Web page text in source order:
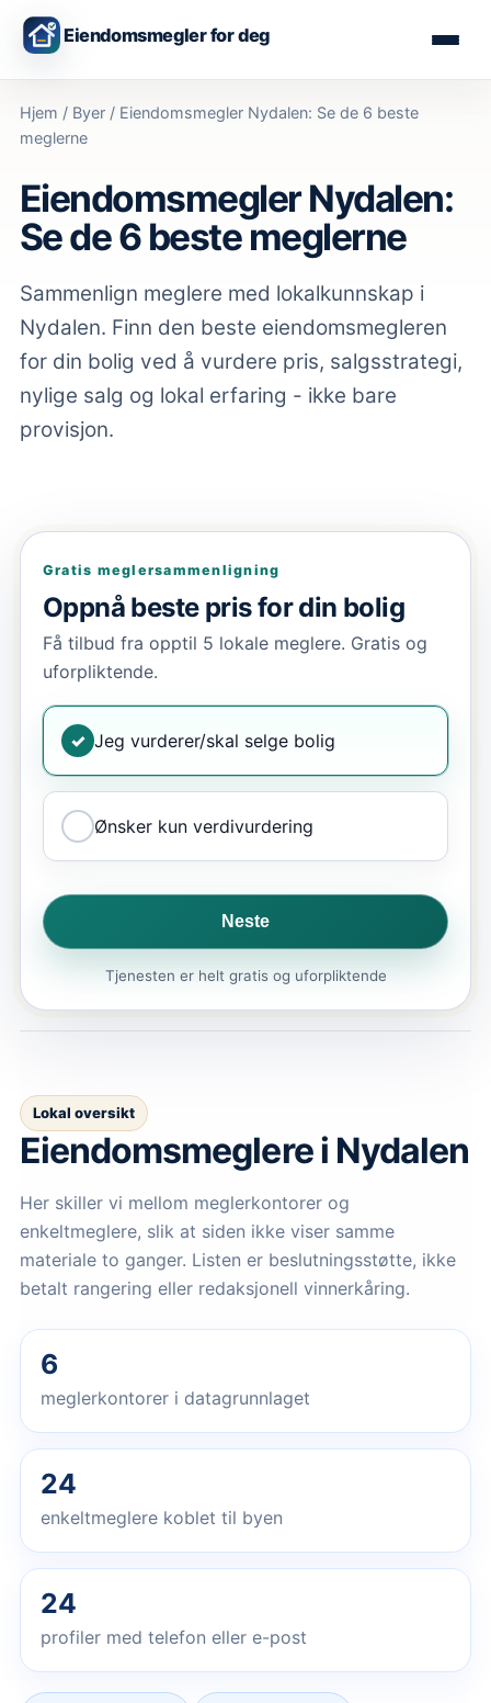
Eiendomsmegler for deg
Hjem / Byer / Eiendomsmegler Nydalen: Se de 6 beste
meglerne
Eiendomsmegler Nydalen:
Se de 6 beste meglerne
Sammenlign meglere med lokalkunnskap i
Nydalen. Finn den beste eiendomsmegleren
for din bolig ved å vurdere pris, salgsstrategi,
nylige salg og lokal erfaring - ikke bare
provisjon.
Gratis meglersammenligning
Oppnå beste pris for din bolig
Få tilbud fra opptil 5 lokale meglere. Gratis og
uforpliktende.
✓ Jeg vurderer/skal selge bolig
Ønsker kun verdivurdering
Neste
Tjenesten er helt gratis og uforpliktende
Lokal oversikt
Eiendomsmeglerei Nydalen
Her skiller vi mellom meglerkontorer og
enkeltmeglere, slik at siden ikke viser samme
materiale to ganger. Listen er beslutningsstøtte, ikke
betalt rangering eller redaksjonell vinnerkåring.
6
meglerkontorer i datagrunnlaget
24
enkeltmeglere koblet til byen
24
profiler med telefon eller e-post